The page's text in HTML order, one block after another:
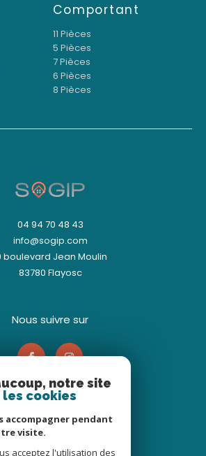
Comportant
11 Pièces
5 Pièces
7 Pièces
6 Pièces
8 Pièces
04 94 70 48 43
info@sogip.com
boulevard Jean Moulin
83780 Flayosc
nous suivre sur
Adhérents
notre site
cookies
accompagner pendant
visite.
acceptez l'utilisation des